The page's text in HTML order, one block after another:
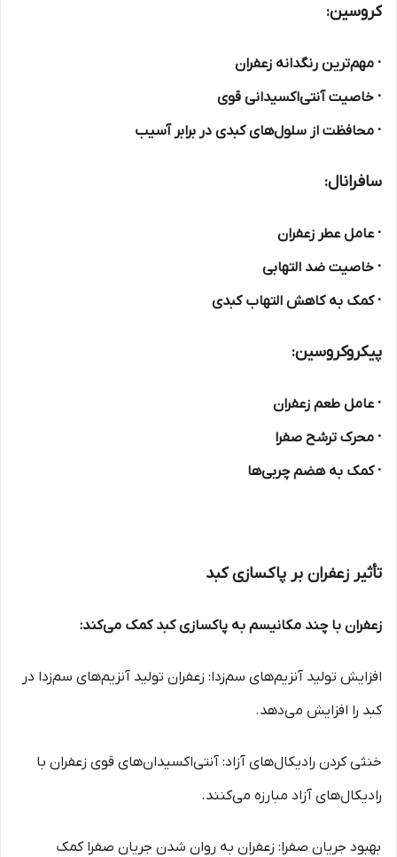
کروسین:
· مهم‌ترین رنگدانه زعفران
· خاصیت آنتی‌اکسیدانی قوی
· محافظت از سلول‌های کبدی در برابر آسیب
سافرانال:
· عامل عطر زعفران
· خاصیت ضد التهابی
· کمک به کاهش التهاب کبدی
پیکروکروسین:
· عامل طعم زعفران
· محرک ترشح صفرا
· کمک به هضم چربی‌ها
تأثیر زعفران بر پاکسازی کبد
زعفران با چند مکانیسم به پاکسازی کبد کمک می‌کند:
افزایش تولید آنزیم‌های سم‌زدا: زعفران تولید آنزیم‌های سم‌زدا در
کبد را افزایش می‌دهد.
خنثی کردن رادیکال‌های آزاد: آنتی‌اکسیدان‌های قوی زعفران با
رادیکال‌های آزاد مبارزه می‌کنند.
بهبود جریان صفرا: زعفران به روان شدن جریان صفرا کمک